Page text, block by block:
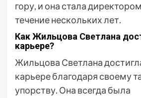
гору, и она стала
течение нескольких лет.
Как Жильцова Светлана
карьере?
Жильцова Светлана
карьере благодаря своему
упорству. Она всегда была